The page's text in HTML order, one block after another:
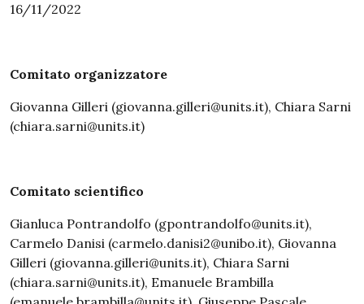
16/11/2022
Comitato organizzatore
Giovanna Gilleri (giovanna.gilleri@units.it), Chiara Sarni
(chiara.sarni@units.it)
Comitato scientifico
Gianluca Pontrandolfo (gpontrandolfo@units.it),
Carmelo Danisi (carmelo.danisi2@unibo.it), Giovanna
Gilleri (giovanna.gilleri@units.it), Chiara Sarni
(chiara.sarni@units.it), Emanuele Brambilla